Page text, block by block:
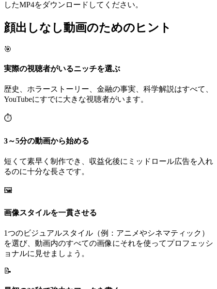
したMP4をダウンロードしてください。
顔出しなし動画のためのヒント
🎯
実際の視聴者がいるニッチを選ぶ
歴史、ホラーストーリー、金融の事実、科学解説はすべて、
YouTubeにすでに大きな視聴者がいます。
⏱️
3～5分の動画から始める
短くて素早く制作でき、収益化後にミッドロール広告を入れ
るのに十分な長さです。
🖼️
画像スタイルを一貫させる
1つのビジュアルスタイル（例：アニメやシネマティック）
を選び、動画内のすべての画像にそれを使ってプロフェッシ
ョナルに見せましょう。
📝